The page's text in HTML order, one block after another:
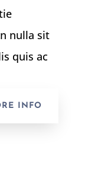
nulla sit
quis ac
INFO